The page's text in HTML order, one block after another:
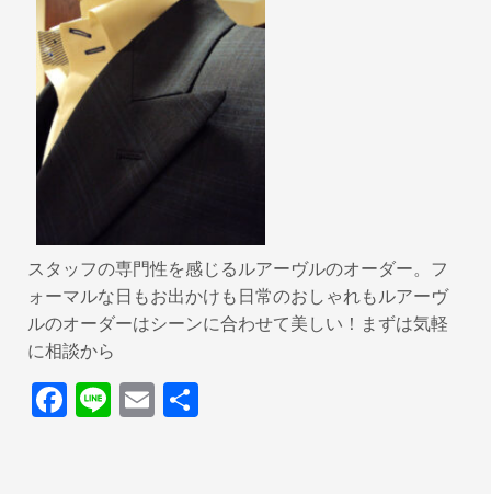
スタッフの専門性を感じるルアーヴルのオーダー。フ
ォーマルな日もお出かけも日常のおしゃれもルアーヴ
ルのオーダーはシーンに合わせて美しい！まずは気軽
に相談から
F
a
Li
n
E
m